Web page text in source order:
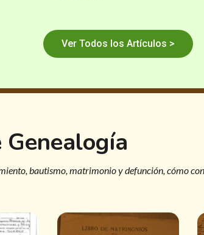
Ver Todos los Artículos >
bautismo, matrimonio y defunción, cómo